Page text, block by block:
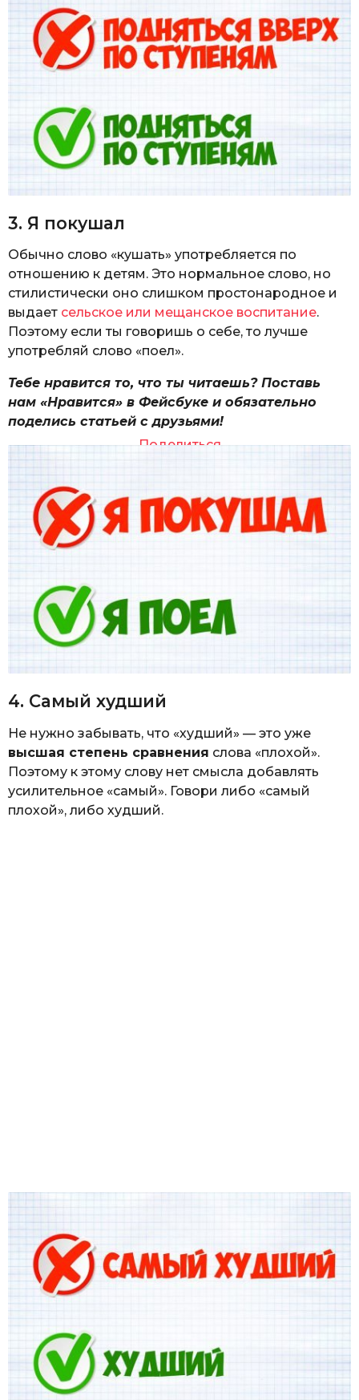
3. Я покушал
Обычно слово «кушать» употребляется по
отношению к детям. Это нормальное слово, но
стилистически оно слишком простонародное и
выдает сельское или мещанское воспитание.
Поэтому если ты говоришь о себе, то лучше
употребляй слово «поел».
Тебе нравится то, что ты читаешь? Поставь
нам «Нравится» в Фейсбуке и обязательно
поделись статьей с друзьями!
Поделиться
4. Самый худший
Не нужно забывать, что «худший» — это уже
высшая степень сравнения слова «плохой».
Поэтому к этому слову нет смысла добавлять
усилительное «самый». Говори либо «самый
плохой», либо худший.